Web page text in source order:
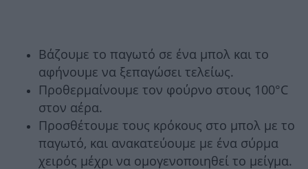
Βάζουμε το παγωτό σε ένα μπολ και το
αφήνουμε να ξεπαγώσει τελείως.
Προθερμαίνουμε τον φούρνο στους 100°C
στον αέρα.
Προσθέτουμε τους κρόκους στο μπολ με το
παγωτό, και ανακατεύουμε με ένα σύρμα
χειρός μέχρι να ομογενοποιηθεί το μείγμα.